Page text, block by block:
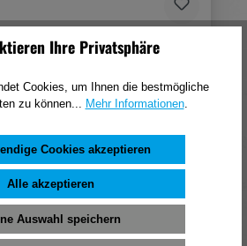
FH II 15/M10 I
686,39 €*
(pro 100 Stück)
In den Warenkorb
Ihre Privatsphäre
Cookies, um Ihnen die bestmögliche
zu können... Mehr Informationen.
Cookies akzeptieren
Alle akzeptieren
Auswahl speichern